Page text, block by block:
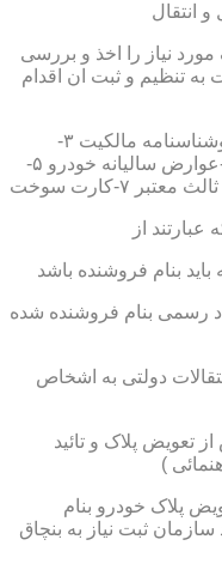
انتقال
مورد نیاز را اخذ و بررسی
تنظیم و ثبت ان اقدام
۱-مدارک مالکیت ۲-تائیدیه نقل وانتقال وشناسنامه مالکیت ۳-
مدارک هویتی وشخصی ونظام وظیفه ۴-عوارض سالیانه خودرو ۵-
باید بنام فروشنده باشد
رسمی بنام فروشنده شده
دولتی به اشخاص
تعویض پلاک و تائید
)
پلاک خودرو بنام
۸۴ که طبق تائید سازمان ثبت نیاز به بنچاق